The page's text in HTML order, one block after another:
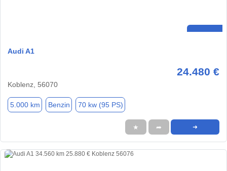
Audi A1
24.480 €
Koblenz, 56070
5.000 km Benzin 70 kw (95 PS)
★ ➦ ➜